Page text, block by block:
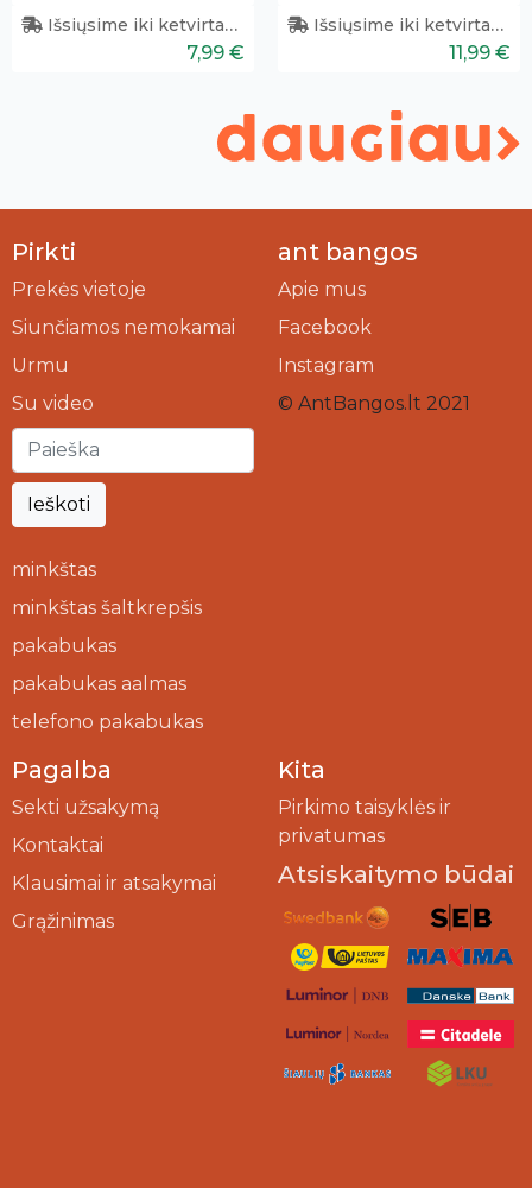
Sofos dėtuvė
Išsiųsime iki ketvirtadienio
Muilo burbulų aparatas
Išsiųsime iki ketvirtadienio
Pirkti
Prekės vietoje
Siunčiamos nemokamai
Urmu
Su video
minkštas
minkštas šaltkrepšis
pakabukas
pakabukas aalmas
telefono pakabukas
ant bangos
Apie mus
Facebook
Instagram
Pagalba
Sekti užsakymą
Kontaktai
Klausimai ir atsakymai
Kita
Pirkimo taisyklės ir
privatumas
Atsiskaitymo būdai